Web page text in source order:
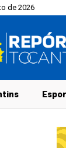
de 2026